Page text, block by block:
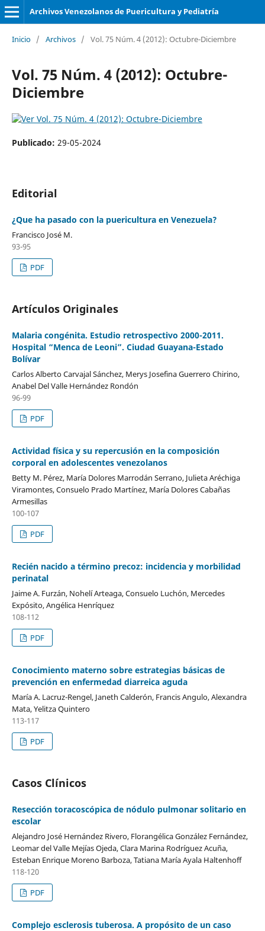
Archivos Venezolanos de Puericultura y Pediatría
Inicio / Archivos / Vol. 75 Núm. 4 (2012): Octubre-Diciembre
Vol. 75 Núm. 4 (2012): Octubre-
Diciembre
Publicado: 29-05-2024
Editorial
¿Que ha pasado con la puericultura en Venezuela?
Francisco José M.
93-95
PDF
Artículos Originales
Malaria congénita. Estudio retrospectivo 2000-2011.
Hospital “Menca de Leoni”. Ciudad Guayana-Estado
Bolívar
Carlos Alberto Carvajal Sánchez, Merys Josefina Guerrero Chirino,
Anabel Del Valle Hernández Rondón
96-99
PDF
Actividad física y su repercusión en la composición
corporal en adolescentes venezolanos
Betty M. Pérez, María Dolores Marrodán Serrano, Julieta Aréchiga
Viramontes, Consuelo Prado Martínez, María Dolores Cabañas
Armesillas
100-107
PDF
Recién nacido a término precoz: incidencia y morbilidad
perinatal
Jaime A. Furzán, Nohelí Arteaga, Consuelo Luchón, Mercedes
Expósito, Angélica Henríquez
108-112
PDF
Conocimiento materno sobre estrategias básicas de
prevención en enfermedad diarreica aguda
María A. Lacruz-Rengel, Janeth Calderón, Francis Angulo, Alexandra
Mata, Yelitza Quintero
113-117
PDF
Casos Clínicos
Resección toracoscópica de nódulo pulmonar solitario en
escolar
Alejandro José Hernández Rivero, Florangélica González Fernández,
Leomar del Valle Mejías Ojeda, Clara Marina Rodríguez Acuña,
Esteban Enrique Moreno Barboza, Tatiana María Ayala Haltenhoff
118-120
PDF
Complejo esclerosis tuberosa. A propósito de un caso